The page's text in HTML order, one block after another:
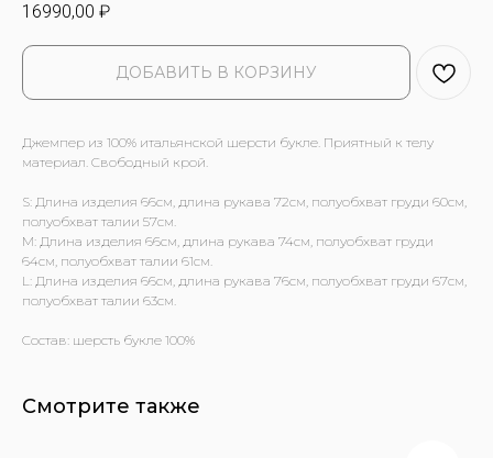
16990,00 ₽
ДОБАВИТЬ В КОРЗИНУ
Джемпер из 100% итальянской шерсти букле. Приятный к телу
материал. Свободный крой.
S: Длина изделия 66см, длина рукава 72см, полуобхват груди 60см,
полуобхват талии 57см.
M: Длина изделия 66см, длина рукава 74см, полуобхват груди
64см, полуобхват талии 61см.
L: Длина изделия 66см, длина рукава 76см, полуобхват груди 67см,
полуобхват талии 63см.
Состав: шерсть букле 100%
Смотрите также